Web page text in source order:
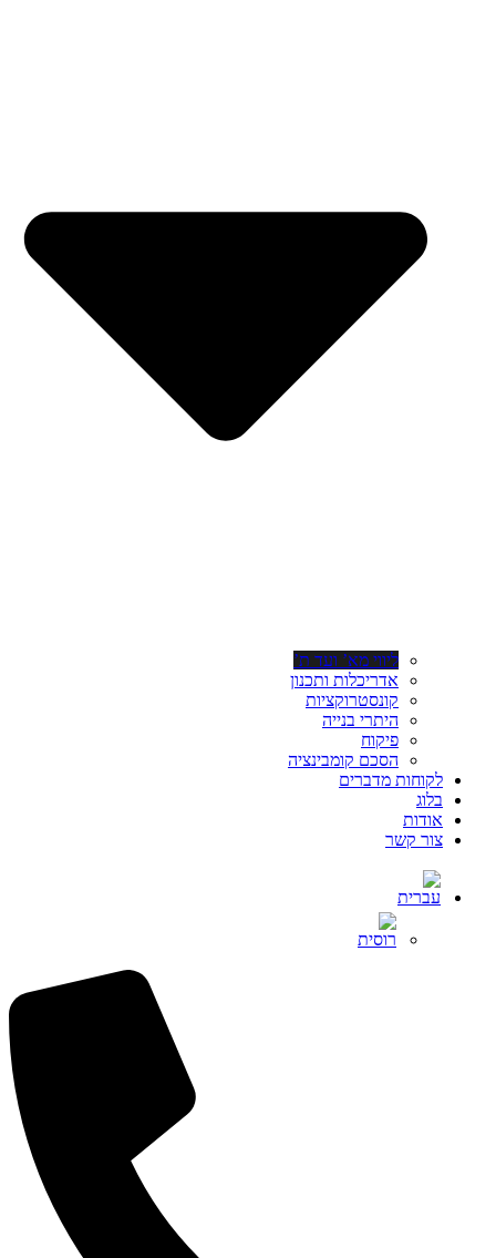
ליווי מא’ ועד ת’
אדריכלות ותכנון
קונסטרוקציות
היתרי בנייה
פיקוח
הסכם קומבינציה
לקוחות מדברים
בלוג
אודות
צור קשר